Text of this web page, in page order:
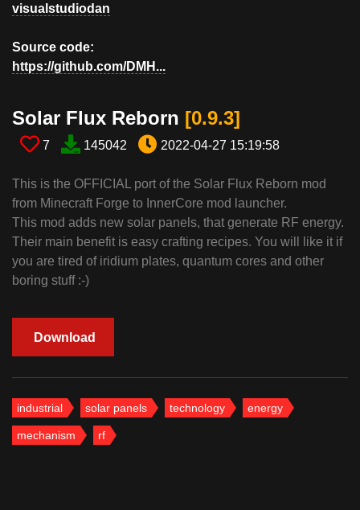
visualstudiodan
Source code:
https://github.com/DMH...
Solar Flux Reborn​ [0.9.3​]
7 145042 2022-04-27 15:19:58
This is the OFFICIAL port of the Solar Flux Reborn mod
from Minecraft Forge to InnerCore mod launcher.
This mod adds new solar panels, that generate RF energy.
Their main benefit is easy crafting recipes. You will like it if
you are tired of iridium plates, quantum cores and other
boring stuff :-)
Download
industrial solar panels technology energy
mechanism rf